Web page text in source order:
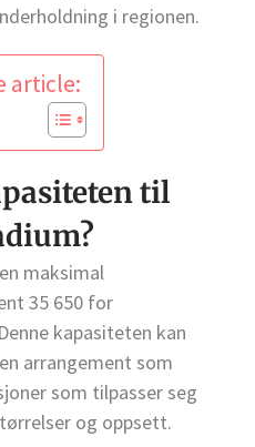
i regionen.
article:
til
maksimal
35 650 for
kapasiteten kan
arrangement som
som tilpasser seg
og oppsett.